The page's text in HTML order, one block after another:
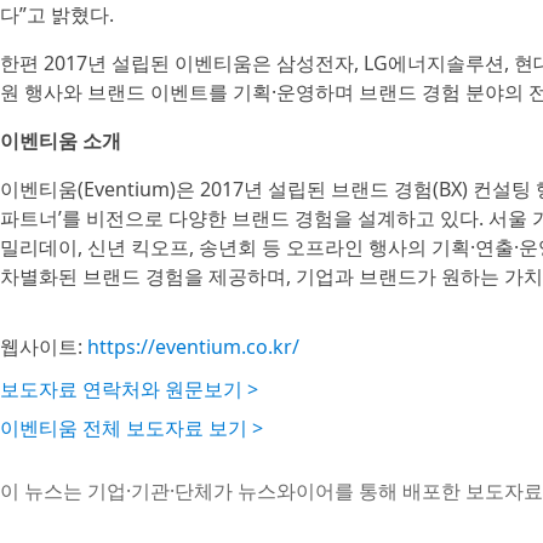
다”고 밝혔다.
한편 2017년 설립된 이벤티움은 삼성전자, LG에너지솔루션,
원 행사와 브랜드 이벤트를 기획·운영하며 브랜드 경험 분야의
이벤티움 소개
이벤티움(Eventium)은 2017년 설립된 브랜드 경험(BX) 컨설팅
파트너’를 비전으로 다양한 브랜드 경험을 설계하고 있다. 서
밀리데이, 신년 킥오프, 송년회 등 오프라인 행사의 기획·연출
차별화된 브랜드 경험을 제공하며, 기업과 브랜드가 원하는 가
웹사이트: https://eventium.co.kr/
보도자료 연락처와 원문보기 >
이벤티움 전체 보도자료 보기 >
이 뉴스는 기업·기관·단체가 뉴스와이어를 통해 배포한 보도자